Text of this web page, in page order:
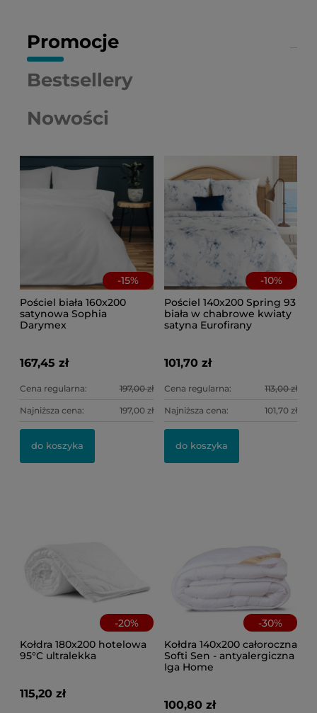
Promocje
Nowości
Bestsellery
-15%
Pościel biała 160x200
satynowa Sophia
Darymex
167,45 zł
Cena regularna: 197,00 zł
Najniższa cena: 197,00 zł
do koszyka
-10%
Pościel 140x200 Spring 93
biała w chabrowe kwiaty
satyna Eurofirany
101,70 zł
Cena regularna: 113,00 zł
Najniższa cena: 101,70 zł
do koszyka
-20%
Kołdra 180x200 hotelowa
95°C ultralekka
115,20 zł
-30%
Kołdra 140x200 całoroczna
Softi Sen - antyalergiczna
Iga Home
100,80 zł